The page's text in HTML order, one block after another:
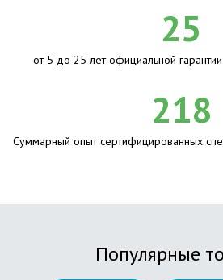
25
от 5 до 25 лет официальной
218
Суммарный опыт сертифицированных
Популярные